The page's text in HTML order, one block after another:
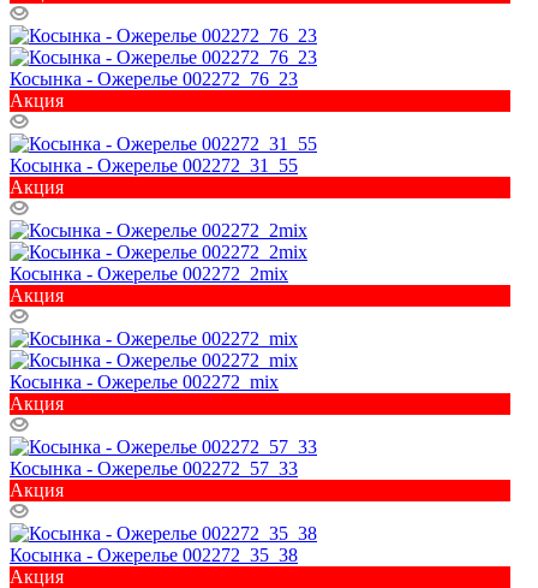
Косынка - Ожерелье 002272_76_23
Акция
Косынка - Ожерелье 002272_31_55
Акция
Косынка - Ожерелье 002272_2mix
Акция
Косынка - Ожерелье 002272_mix
Акция
Косынка - Ожерелье 002272_57_33
Акция
Косынка - Ожерелье 002272_35_38
Акция